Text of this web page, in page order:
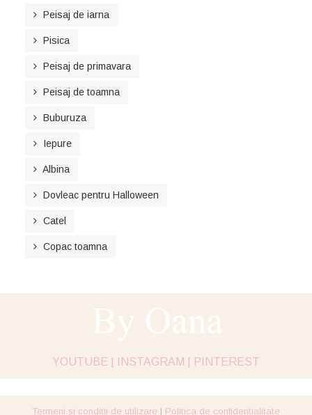
Peisaj de iarna
Pisica
Peisaj de primavara
Peisaj de toamna
Buburuza
Iepure
Albina
Dovleac pentru Halloween
Catel
Copac toamna
YOUTUBE | INSTAGRAM | PINTEREST
Termeni si conditii de utilizare | Politica de confidentialitate